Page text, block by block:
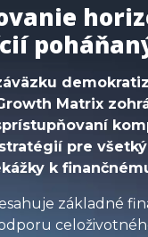
Matrix
pre
k
základné